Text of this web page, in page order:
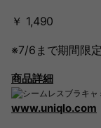
￥ 1,490
※7/6まで期間限
商品詳細
www.uniqlo.com